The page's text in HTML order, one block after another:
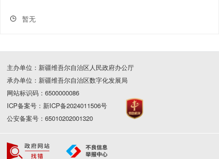
暂无
主办单位：新疆维吾尔自治区人民政府办公厅
承办单位：新疆维吾尔自治区数字化发展局
网站标识码：6500000086
ICP备案号：新ICP备2024011506号
公安备案号：65010202001320